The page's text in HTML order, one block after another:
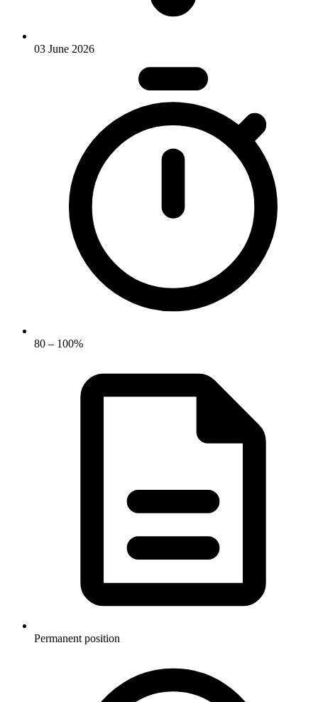
03 June 2026
80 – 100%
Permanent position